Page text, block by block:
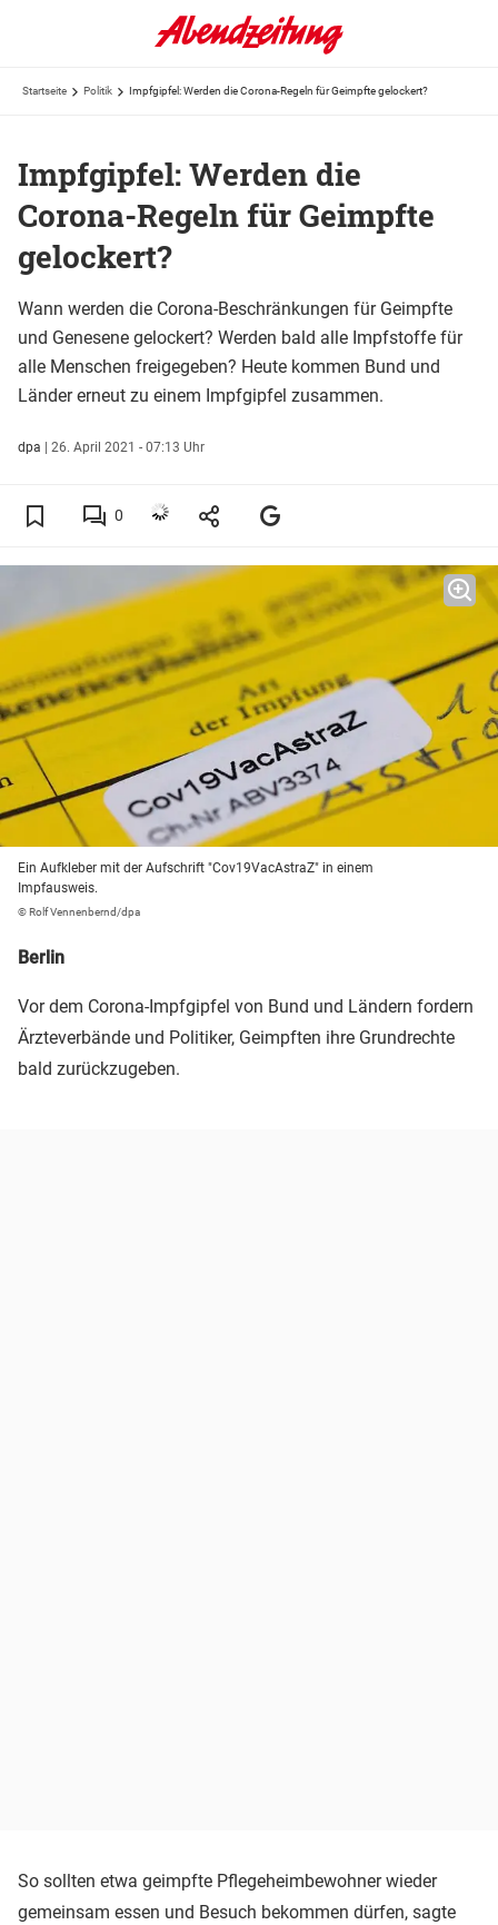
Startseite Politik Impfgipfel: Werden die Corona-Regeln für Geimpfte gelockert?
Impfgipfel: Werden die
Corona-Regeln für Geimpfte
gelockert?
Wann werden die Corona-Beschränkungen für Geimpfte
und Genesene gelockert? Werden bald alle Impfstoffe für
alle Menschen freigegeben? Heute kommen Bund und
Länder erneut zu einem Impfgipfel zusammen.
dpa | 26. April 2021 - 07:13 Uhr
0
Ein Aufkleber mit der Aufschrift "Cov19VacAstraZ" in einem
Impfausweis.
© Rolf Vennenbernd/dpa
Berlin
Vor dem Corona-Impfgipfel von Bund und Ländern fordern
Ärzteverbände und Politiker, Geimpften ihre Grundrechte
bald zurückzugeben.
So sollten etwa geimpfte Pflegeheimbewohner wieder
gemeinsam essen und Besuch bekommen dürfen, sagte